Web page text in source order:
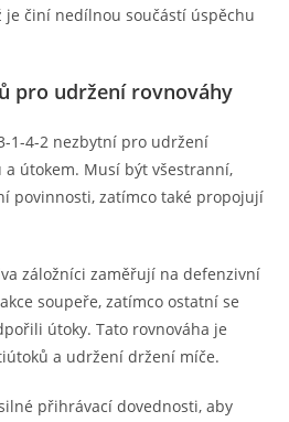
je činí nedílnou součástí úspěchu
pro udržení rovnováhy
1-4-2 nezbytní pro udržení
útokem. Musí být všestranní,
povinnosti, zatímco také propojují
záložníci zaměřují na defenzivní
soupeře, zatímco ostatní se
útoky. Tato rovnováha je
a udržení držení míče.
přihrávací dovednosti, aby